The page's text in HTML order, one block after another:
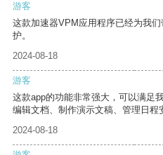
游客
这款加速器VPM应用程序已经为我
护。
2024-08-18
游客
这款app的功能非常强大，可以满足
编辑文档、制作演示文稿、管理日程
2024-08-18